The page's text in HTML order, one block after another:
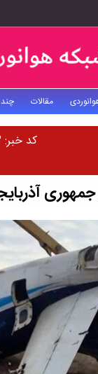
مقالات
کد خبر: 30162